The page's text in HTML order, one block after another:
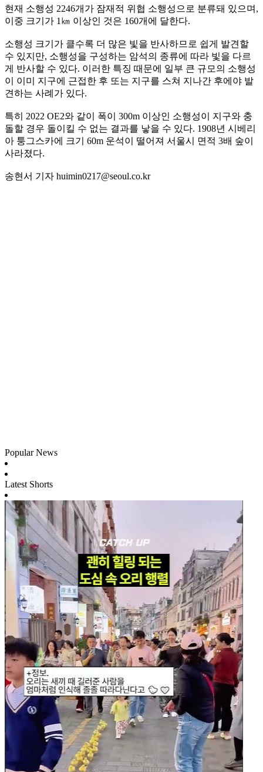
현재 소행성 2246개가 잠재적 위협 소행성으로 분류돼 있으며,
이중 크기가 1㎞ 이상인 것은 160개에 달한다.
소행성 크기가 클수록 더 많은 빛을 반사하므로 쉽게 발견할
수 있지만, 소행성을 구성하는 암석의 종류에 따라 빛을 다르
게 반사할 수 있다. 이러한 특징 때문에 일부 큰 규모의 소행성
이 이미 지구에 근접한 후 또는 지구를 스쳐 지나간 후에야 발
견하는 사례가 있다.
특히 2022 OE2와 같이 폭이 300m 이상인 소행성이 지구와 충
돌할 경우 돌이킬 수 없는 결과를 낳을 수 있다. 1908년 시베리
아 퉁그스카에 크기 60m 운석이 떨어져 서울시 면적 3배 숲이
사라졌다.
송현서 기자 huimin0217@seoul.co.kr
Popular News
Latest Shorts